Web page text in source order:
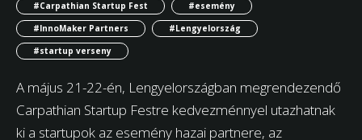
#Carpathian Startup Fest
#esemény
#InnoMaker Partners
#Lengyelország
#startup verseny
A május 21-22-én, Lengyelországban megrendezendő
Carpathian Startup Festre kedvezménnyel utazhatnak
ki a startupok az esemény hazai partnere, az